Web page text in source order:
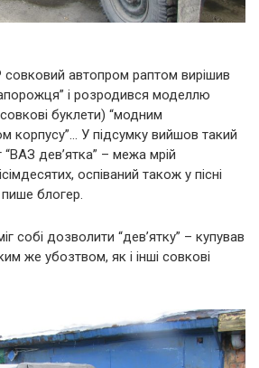
совковий автопром раптом вирішив
і розродився моделлю
буклети) “модним
корпусу”… У підсумку вийшов такий
“ВАЗ дев’ятка” – межа мрій
оспіваний також у пісні
пише блогер.
собі дозволити “дев’ятку” – купував
же убозтвом, як і інші совкові